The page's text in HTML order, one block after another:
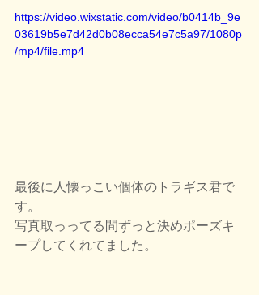
https://video.wixstatic.com/video/b0414b_9e
03619b5e7d42d0b08ecca54e7c5a97/1080p
/mp4/file.mp4
最後に人懐っこい個体のトラギス君で
す。
写真取っってる間ずっと決めポーズキ
ープしてくれてました。